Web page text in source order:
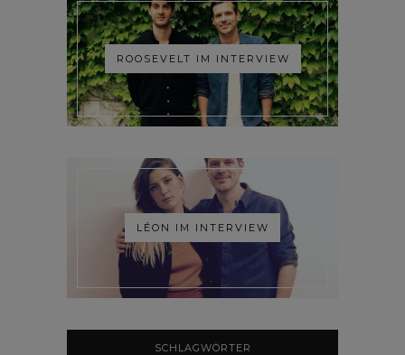
ROOSEVELT IM INTERVIEW
LÉON IM INTERVIEW
SCHLAGWÖRTER